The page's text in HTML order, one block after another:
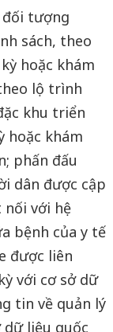
đối tượng
sách, theo
hoặc khám
lộ trình
khu triển
hoặc khám
phấn đấu
dân được cập
nối với hệ
bệnh của y tế
được liên
với cơ sở dữ
tin về quản lý
dữ liệu quốc